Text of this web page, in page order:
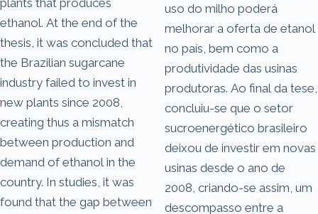
ethanol. At the end of the
thesis, it was concluded that
the Brazilian sugarcane
industry failed to invest in
new plants since 2008,
creating thus a mismatch
between production and
demand of ethanol in the
country. In studies, it was
found that the gap between
uso do milho poderá
melhorar a oferta de etanol
no país, bem como a
produtividade das usinas
produtoras. Ao final da tese,
concluiu-se que o setor
sucroenergético brasileiro
deixou de investir em novas
usinas desde o ano de
2008, criando-se assim, um
descompasso entre a